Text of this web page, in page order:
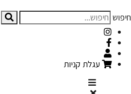
חיפוש
עגלת קניות